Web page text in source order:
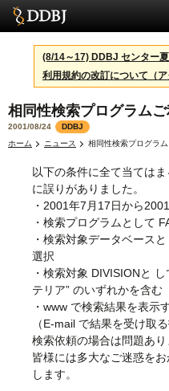
サービス
スパコン
統計
活動
センターについて
利用規約
問合せ
English
(8/14～17) DDBJ センター
利用規約の改訂について（ア
相同性検索プログラム
2001/08/24
DDBJ
ホーム
ニュース 相同性検索プログラ
以下の条件に全て当ては
に誤りがありました。
・2001年7月17日から
・検索プログラムとして
・検索対象データベース
選択
・検索対象 DIVISIONと し
テリア” のいずれかを含む
・www で検索結果を表示
（E-mail で結果を受け取
検索依頼の場合は問題あり
皆様には多大なご迷惑を
します。